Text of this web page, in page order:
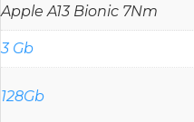
Apple A13 Bionic 7Nm
3 Gb
128Gb